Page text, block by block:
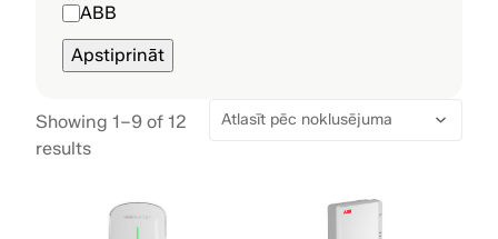
o
l
s
ABB
Apstiprināt
Showing 1–9 of 12
results